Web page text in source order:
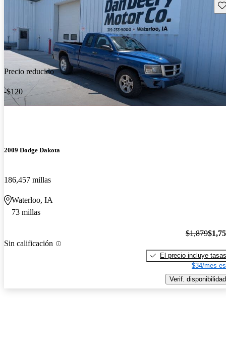
Precio reducido
-$120
2009 Dodge Dakota
186,457 millas
Waterloo, IA
73 millas
Sin calificación
$1,879
El precio incluye tasas
$34/mes
Verif. disponibilidad